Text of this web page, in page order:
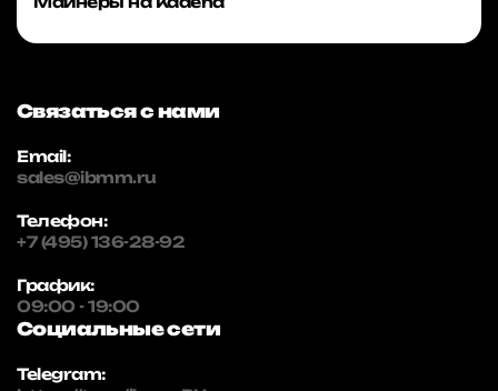
Связаться с нами
Email:
sales@ibmm.ru
Телефон:
+7 (495) 136-28-92
График:
09:00 - 19:00
Социальные сети
Telegram: